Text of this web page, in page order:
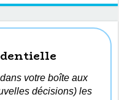
votre boîte aux
décisions) les